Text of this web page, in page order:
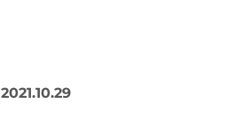
2021.10.29